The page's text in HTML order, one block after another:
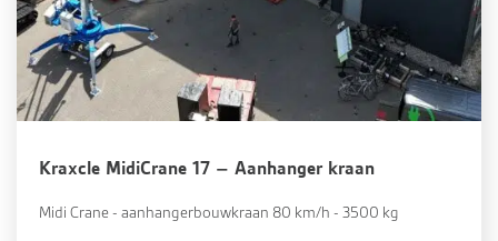
Kraxcle MidiCrane 17 – Aanhanger kraan
Midi Crane - aanhangerbouwkraan 80 km/h - 3500 kg